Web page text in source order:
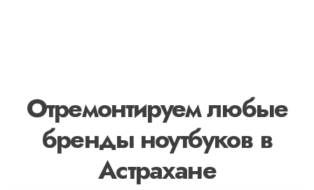
Отремонтируем любые
бренды ноутбуков в
Астрахане